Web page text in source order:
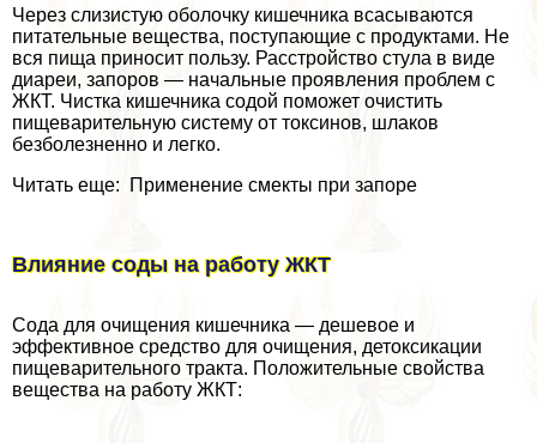
Через слизистую оболочку кишечника всасываются
питательные вещества, поступающие с продуктами. Не
вся пища приносит пользу. Расстройство стула в виде
диареи, запоров — начальные проявления проблем с
ЖКТ. Чистка кишечника содой поможет очистить
пищеварительную систему от токсинов, шлаков
безболезненно и легко.
Читать еще: Применение смекты при запоре
Влияние соды на работу ЖКТ
Сода для очищения кишечника — дешевое и
эффективное средство для очищения, детоксикации
пищеварительного тpaкта. Положительные свойства
вещества на работу ЖКТ: